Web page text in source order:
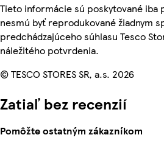
Tieto informácie sú poskytované iba
nesmú byť reprodukované žiadnym
predchádzajúceho súhlasu Tesco
náležitého potvrdenia.
© TESCO STORES SR, a.s. 2026
Zatiaľ bez recenzií
Pomôžte ostatným zákazníkom